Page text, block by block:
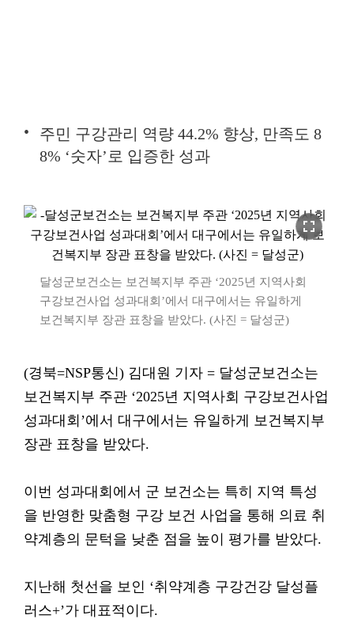
주민 구강관리 역량 44.2% 향상, 만족도 8
8% ‘숫자’로 입증한 성과
fullscreen
달성군보건소는 보건복지부 주관 ‘2025년 지역사회
구강보건사업 성과대회’에서 대구에서는 유일하게
보건복지부 장관 표창을 받았다. (사진 = 달성군)
(경북=NSP통신) 김대원 기자 = 달성군보건소는
보건복지부 주관 ‘2025년 지역사회 구강보건사업
성과대회’에서 대구에서는 유일하게 보건복지부
장관 표창을 받았다.
이번 성과대회에서 군 보건소는 특히 지역 특성
을 반영한 맞춤형 구강 보건 사업을 통해 의료 취
약계층의 문턱을 낮춘 점을 높이 평가를 받았다.
지난해 첫선을 보인 ‘취약계층 구강건강 달성플
러스+’가 대표적이다.